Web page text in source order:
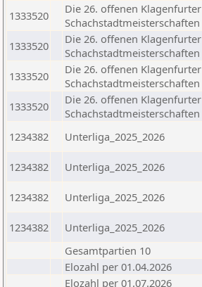
1333520
Die 26. offenen Klagenfurter
Schachstadtmeisterschaften
1333520
Die 26. offenen Klagenfurter
Schachstadtmeisterschaften
1333520
Die 26. offenen Klagenfurter
Schachstadtmeisterschaften
1333520
Die 26. offenen Klagenfurter
Schachstadtmeisterschaften
1234382 Unterliga_2025_2026
1234382 Unterliga_2025_2026
1234382 Unterliga_2025_2026
1234382 Unterliga_2025_2026
Gesamtpartien 10
Elozahl per 01.04.2026
Elozahl per 01.07.2026